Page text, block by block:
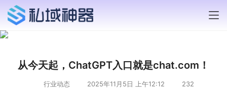
从今天起，ChatGPT入口就是chat.com！
行业动态 2025年11月5日 上午12:12 232